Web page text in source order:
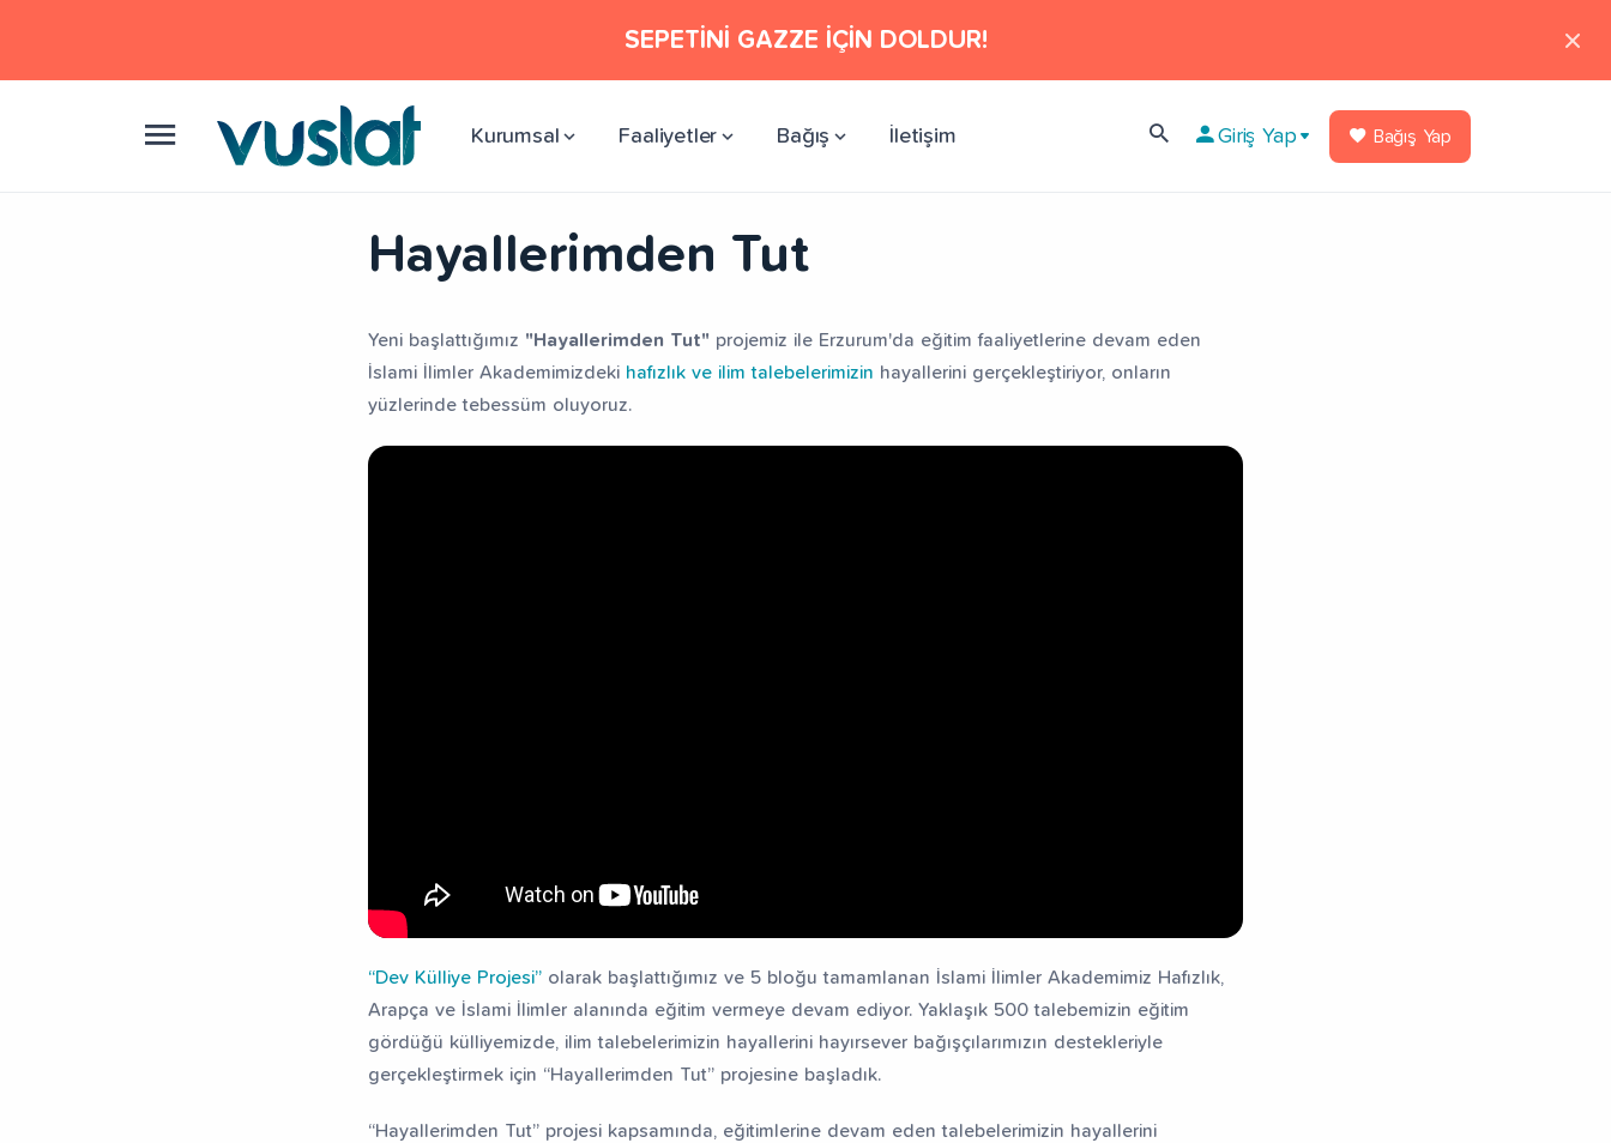
SEPETİNİ GAZZE İÇİN DOLDUR!
Kurumsal Faaliyetler Bağış İletişim Giriş Yap Bağış Yap
Hayallerimden Tut
Yeni başlattığımız "Hayallerimden Tut" projemiz ile Erzurum'da eğitim faaliyetlerine devam eden
İslami İlimler Akademimizdeki hafızlık ve ilim talebelerimizin hayallerini gerçekleştiriyor, onların
yüzlerinde tebessüm oluyoruz.
“Dev Külliye Projesi” olarak başlattığımız ve 5 bloğu tamamlanan İslami İlimler Akademimiz Hafızlık,
Arapça ve İslami İlimler alanında eğitim vermeye devam ediyor. Yaklaşık 500 talebemizin eğitim
gördüğü külliyemizde, ilim talebelerimizin hayallerini hayırsever bağışçılarımızın destekleriyle
gerçekleştirmek için “Hayallerimden Tut” projesine başladık.
“Hayallerimden Tut” projesi kapsamında, eğitimlerine devam eden talebelerimizin hayallerini